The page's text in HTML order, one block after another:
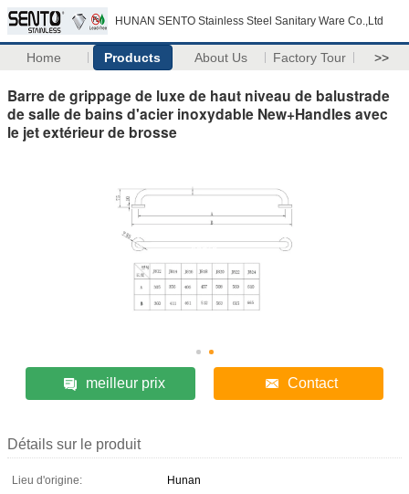
HUNAN SENTO Stainless Steel Sanitary Ware Co.,Ltd
Home Products About Us Factory Tour >>
Barre de grippage de luxe de haut niveau de balustrade
de salle de bains d'acier inoxydable New+Handles avec
le jet extérieur de brosse
meilleur prix Contact
Détails sur le produit
Lieu d'origine:
Hunan